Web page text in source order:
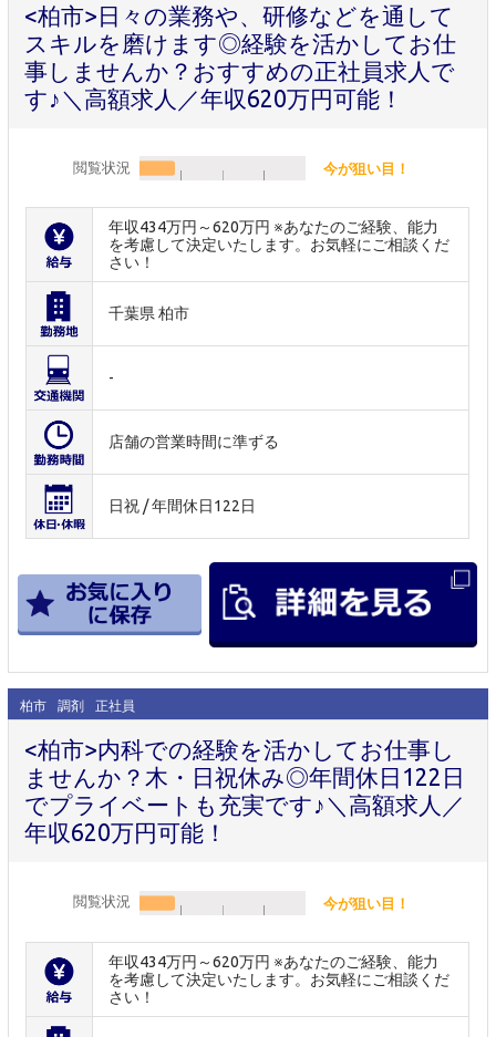
<柏市>日々の業務や、研修などを通して
スキルを磨けます◎経験を活かしてお仕
事しませんか？おすすめの正社員求人で
す♪＼高額求人／年収620万円可能！
閲覧状況 今が狙い目！
年収434万円～620万円 ※あなたのご経験、能力
を考慮して決定いたします。お気軽にご相談くだ
さい！
千葉県 柏市
-
店舗の営業時間に準ずる
日祝 / 年間休日122日
柏市 調剤 正社員
<柏市>内科での経験を活かしてお仕事し
ませんか？木・日祝休み◎年間休日122日
でプライベートも充実です♪＼高額求人／
年収620万円可能！
閲覧状況 今が狙い目！
年収434万円～620万円 ※あなたのご経験、能力
を考慮して決定いたします。お気軽にご相談くだ
さい！